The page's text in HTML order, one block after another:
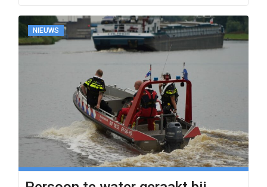
NIEUWS